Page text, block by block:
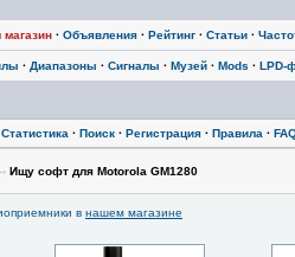
· Объявления · Рейтинг · Статьи ·
· Диапазоны · Сигналы · Музей · Mods · LPD-
Статистика · Поиск · Регистрация · Правила ·
Ищу софт для Motorola GM1280
в нашем магазине